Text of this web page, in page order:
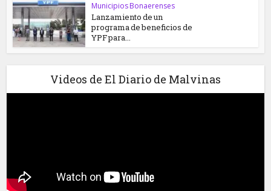
Municipios Bonaerenses
Lanzamiento de un
programa de beneficios de
YPF para...
Videos de El Diario de Malvinas